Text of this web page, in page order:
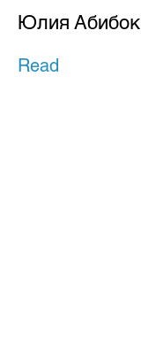
Юлия Абибок
Read